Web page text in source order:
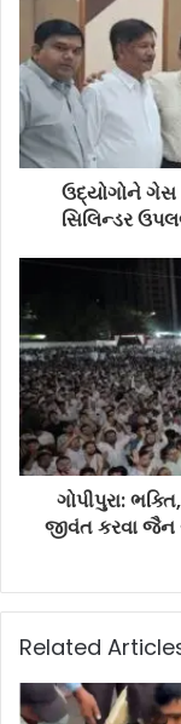
ઉદ્યોગોને ગેસ
સિલિન્ડર
ગોપીપુરા:
જીવંત કરવા જૈન
Related